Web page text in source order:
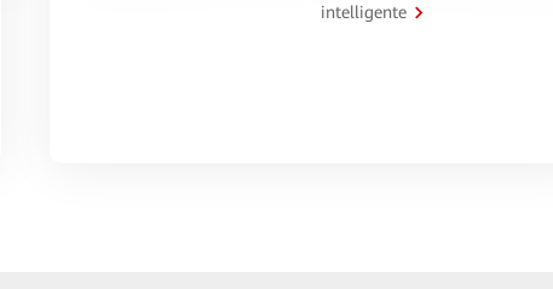
intelligente